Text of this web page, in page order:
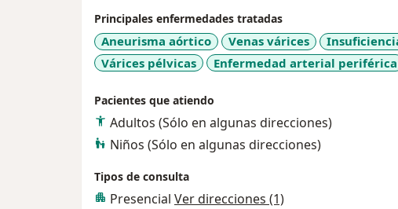
Principales enfermedades tratadas
Aneurisma aórtico Venas várices
Várices pélvicas
Enfermedad arterial periférica
Pacientes que atiendo
Adultos (Sólo en algunas direcciones)
Niños (Sólo en algunas direcciones)
Tipos de consulta
Presencial Ver direcciones (1)